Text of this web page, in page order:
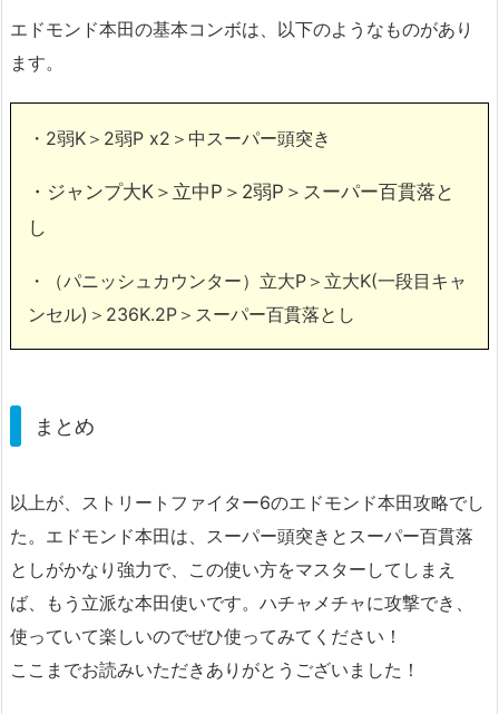
エドモンド本田の基本コンボは、以下のようなものがあり
ます。
・2弱K＞2弱P x2＞中スーパー頭突き
・ジャンプ大K＞立中P＞2弱P＞スーパー百貫落と
し
・（パニッシュカウンター）立大P＞立大K(一段目キャ
ンセル)＞236K.2P＞スーパー百貫落とし
まとめ
以上が、ストリートファイター6のエドモンド本田攻略でし
た。エドモンド本田は、スーパー頭突きとスーパー百貫落
としがかなり強力で、この使い方をマスターしてしまえ
ば、もう立派な本田使いです。ハチャメチャに攻撃でき、
使っていて楽しいのでぜひ使ってみてください！
ここまでお読みいただきありがとうございました！